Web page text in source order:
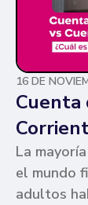
16 DE
Cuenta
La
el mundo
adultos